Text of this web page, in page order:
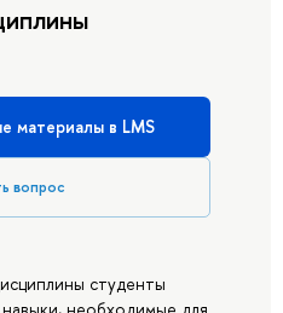
материалы в LMS
вопрос
студенты
необходимые для